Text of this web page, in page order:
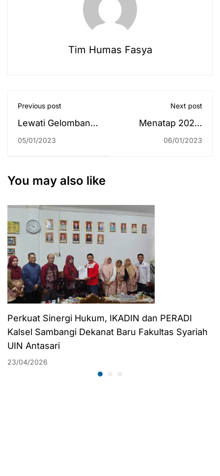
Tim Humas Fasya
Previous post
Lewati Gelombang
dan Hampir Batal,
05/01/2023
Next post
Menatap 2023,
Pembentukan
06/01/2023
You may also like
Perkuat Sinergi Hukum, IKADIN dan PERADI
Kalsel Sambangi Dekanat Baru Fakultas Syariah
UIN Antasari
23/04/2026